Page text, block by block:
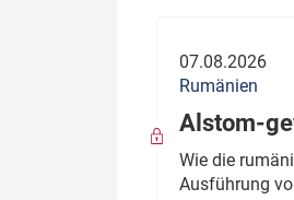
07.08.2026
Rumänien
Alstom-
Wie die
Ausführung